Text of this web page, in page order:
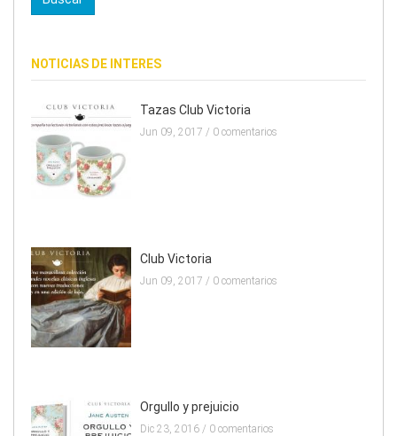
NOTICIAS DE INTERES
Tazas Club Victoria
Jun 09, 2017 / 0 comentarios
Club Victoria
Jun 09, 2017 / 0 comentarios
Orgullo y prejuicio
Dic 23, 2016 / 0 comentarios